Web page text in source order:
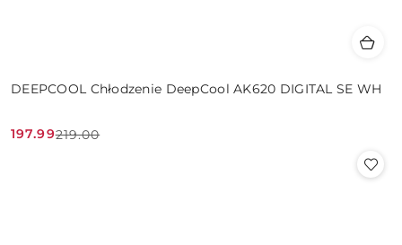
DEEPCOOL Chłodzenie DeepCool AK620 DIGITAL SE WH
Cena
197.99
Cena
219.00